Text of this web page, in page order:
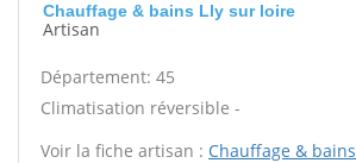
Chauffage & bains Lly sur loire
Artisan
Département: 45
Climatisation réversible -
Voir la fiche artisan : Chauffage & bains